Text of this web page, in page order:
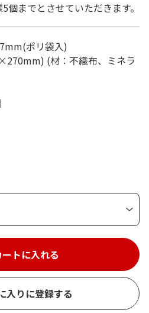
までとさせていただきます。
ポリ袋入)
(材：不織布、ミネラ
ートに入れる
入りに登録する